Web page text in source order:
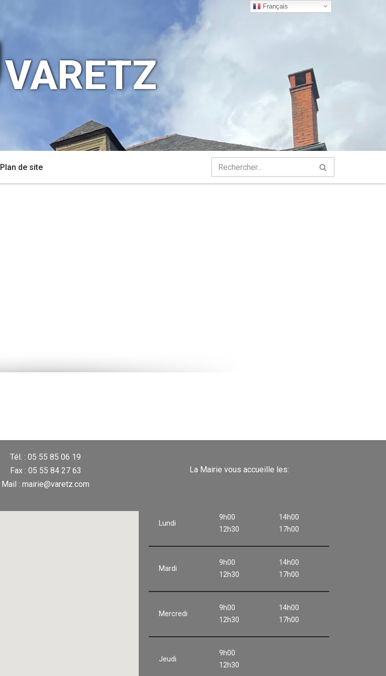
VARETZ
Plan de site
Tél. : 05 55 85 06 19
Fax : 05 55 84 27 63
Mail : mairie@varetz.com
La Mairie vous accueille les:
Lundi
9h00
12h30
14h00
17h00
Mardi
9h00
12h30
14h00
17h00
Mercredi
9h00
12h30
14h00
17h00
Jeudi
9h00
12h30
Français